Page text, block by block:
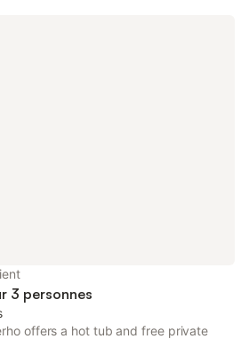
3 personnes
offers a hot tub and free private